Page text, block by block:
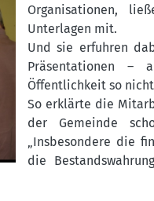
Organisationen,
Unterlagen mit.
Und sie erfuhren
Präsentationen
Öffentlichkeit so
So erklärte die
der Gemeinde
„Insbesondere die
die